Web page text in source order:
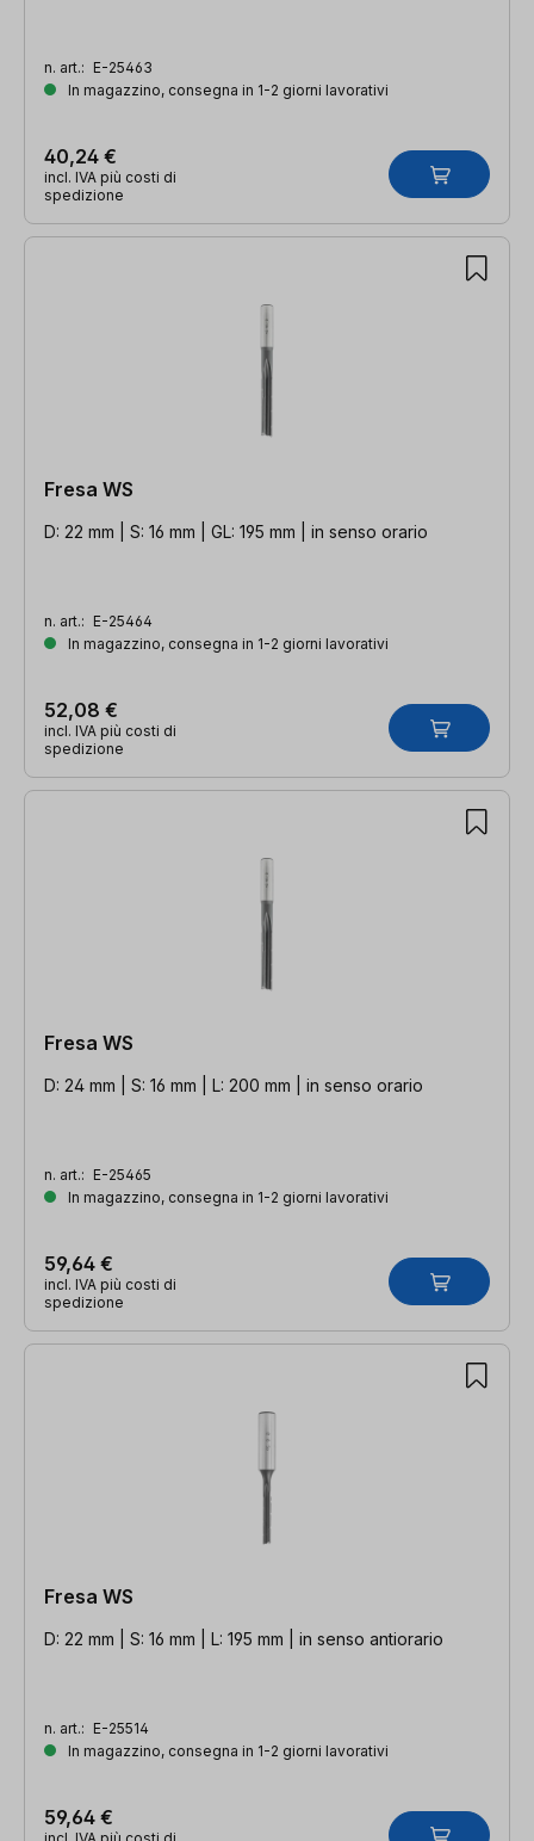
n. art.: E-25463
In magazzino, consegna in 1-2 giorni lavorativi
40,24 €
incl. IVA più costi di
spedizione
Fresa WS
D: 22 mm | S: 16 mm | GL: 195 mm | in senso orario
n. art.: E-25464
In magazzino, consegna in 1-2 giorni lavorativi
52,08 €
incl. IVA più costi di
spedizione
Fresa WS
D: 24 mm | S: 16 mm | L: 200 mm | in senso orario
n. art.: E-25465
In magazzino, consegna in 1-2 giorni lavorativi
59,64 €
incl. IVA più costi di
spedizione
Fresa WS
D: 22 mm | S: 16 mm | L: 195 mm | in senso antiorario
n. art.: E-25514
In magazzino, consegna in 1-2 giorni lavorativi
59,64 €